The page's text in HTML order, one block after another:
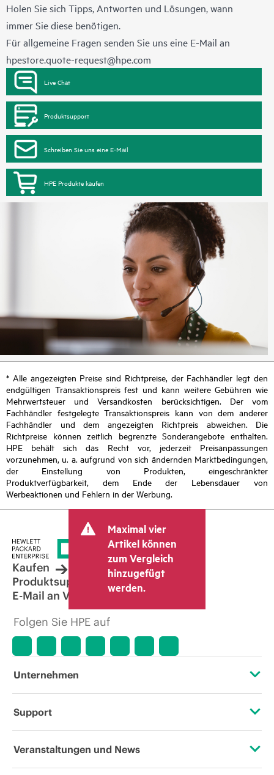
Holen Sie sich Tipps, Antworten und Lösungen, wann
immer Sie diese benötigen.
Für allgemeine Fragen senden Sie uns eine E-Mail an
hpestore.quote-request@hpe.com
Live Chat
Produktsupport
Schreiben Sie uns eine E-Mail
HPE Produkte kaufen
* Alle angezeigten Preise sind Richtpreise, der Fachhändler legt den
endgültigen Transaktionspreis fest und kann weitere Gebühren wie
Mehrwertsteuer und Versandkosten berücksichtigen. Der vom
Fachhändler festgelegte Transaktionspreis kann von dem anderer
Fachhändler und dem angezeigten Richtpreis abweichen. Die
Richtpreise können zeitlich begrenzte Sonderangebote enthalten.
HPE behält sich das Recht vor, jederzeit Preisanpassungen
vorzunehmen, u. a. aufgrund von sich ändernden Marktbedingungen,
der Einstellung von Produkten, eingeschränkter
Produktverfügbarkeit, dem Ende der Lebensdauer von
Werbeaktionen und Fehlern in der Werbung.
Maximal vier
Artikel können
zum Vergleich
hinzugefügt
werden.
Kaufen
Produktsupport
E-Mail an Vertrieb
Folgen Sie HPE auf
Unternehmen
Über HPE
Support
Operational Support Services
Veranstaltungen und News